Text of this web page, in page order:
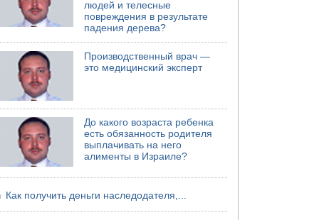
людей и телесные
повреждения в результате
падения дерева?
Производственный врач —
это медицинский эксперт
До какого возраста ребенка
есть обязанность родителя
выплачивать на него
алименты в Израиле?
Как получить деньги наследодателя,...